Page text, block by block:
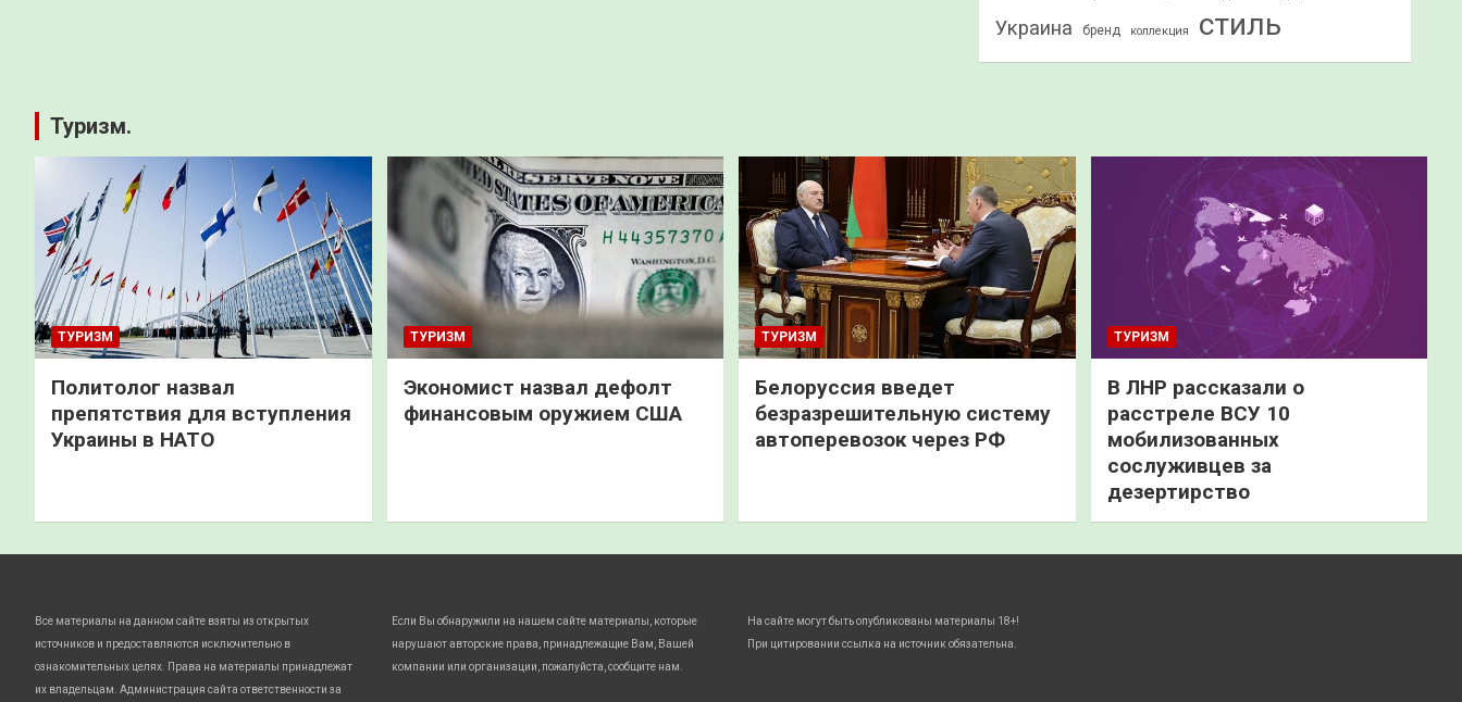
Украина бренд коллекция стиль
Туризм.
ТУРИЗМ
Политолог назвал
препятствия для вступления
Украины в НАТО
ТУРИЗМ
Экономист назвал дефолт
финансовым оружием США
ТУРИЗМ
Белоруссия введет
безразрешительную систему
автоперевозок через РФ
ТУРИЗМ
В ЛНР рассказали о
расстреле ВСУ 10
мобилизованных
сослуживцев за
дезертирство
Все материалы на данном сайте взяты из открытых
источников и предоставляются исключительно в
ознакомительных целях. Права на материалы принадлежат
их владельцам. Администрация сайта ответственности за
Если Вы обнаружили на нашем сайте материалы, которые
нарушают авторские права, принадлежащие Вам, Вашей
компании или организации, пожалуйста, сообщите нам.
На сайте могут быть опубликованы материалы 18+!
При цитировании ссылка на источник обязательна.